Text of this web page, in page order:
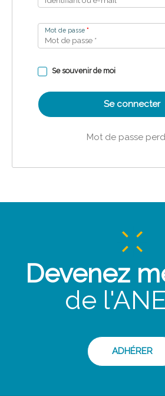
Mot de passe *
Se souvenir de moi
Se connecter
Mot de passe
Devenez
de
ADHÉRER